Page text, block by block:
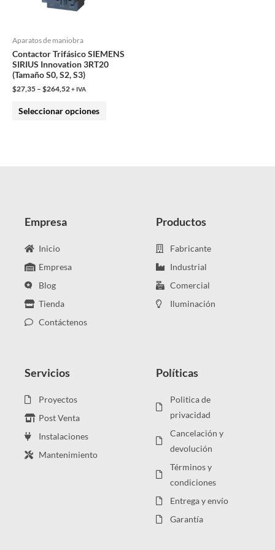
Aparatos de maniobra
Contactor Trifásico SIEMENS
SIRIUS Innovation 3RT20
(Tamaño S0, S2, S3)
$27,35 – $264,52+ IVA
Seleccionar opciones
elegir
en
Empresa
Inicio
Empresa
Blog
Tienda
Contáctenos
Productos
Fabricante
Industrial
Comercial
Iluminación
Servicios
Proyectos
Post Venta
Instalaciones
Mantenimiento
Políticas
Politica de
privacidad
Cancelación y
devolución
Términos y
condiciones
Entrega y envío
Garantía